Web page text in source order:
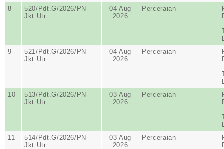
8
520/Pdt.G/2026/PN
Jkt.Utr
04 Aug
2026
Perceraian
9
521/Pdt.G/2026/PN
Jkt.Utr
04 Aug
2026
Perceraian
10
513/Pdt.G/2026/PN
Jkt.Utr
03 Aug
2026
Perceraian
11
514/Pdt.G/2026/PN
Jkt.Utr
03 Aug
2026
Perceraian